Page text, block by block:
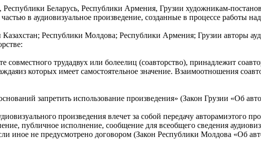
Республики Беларусь, Республики Армения, Грузии художникам-
в аудиовизуальное произведение, созданные в процессе работы
Казахстан; Республики Молдова; Республики Армения; Грузии авторы
совместного трудадвух или болеелиц (соавторство), принадлежит
которых имеет самостоятельное значение. Взаимоотношения
запретить использование произведения» (Закон Грузии «Об
произведения влечет за собой передачу авторамиэтого
публичное исполнение, сообщение для всеобщего сведения
иное не предусмотрено договором (Закон Республики Молдова «Об